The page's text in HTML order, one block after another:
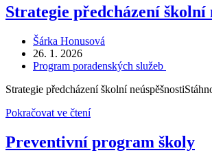
služeb
ZŠ
Strategie předcházení školní
Autor
příspěvku
Šárka Honusová
Příspěvek
byl
26. 1. 2026
Rubriky
Program poradenských služeb
Strategie předcházení školní
Pokračovat ve čteníStrategie
neúspěšnosti
Preventivní program školy